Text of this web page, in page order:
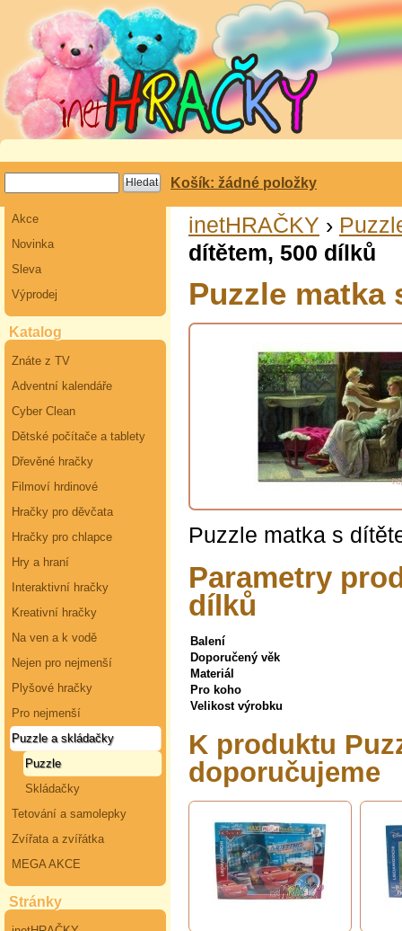
Košík: žádné položky
Akce
Novinka
Sleva
Výprodej
Katalog
Znáte z TV
Adventní kalendáře
Cyber Clean
Dětské počítače a tablety
Dřevěné hračky
Filmoví hrdinové
Hračky pro děvčata
Hračky pro chlapce
Hry a hraní
Interaktivní hračky
Kreativní hračky
Na ven a k vodě
Nejen pro nejmenší
Plyšové hračky
Pro nejmenší
Puzzle a skládačky
Puzzle
Skládačky
Tetování a samolepky
Zvířata a zvířátka
MEGA AKCE
Stránky
inetHRAČKY ›
dítětem, 500 dílků
Puzzle matka
Puzzle matka s
Parametry
dílků
Balení
Doporučený věk
Materiál
Pro koho
Velikost výrobku
K produktu
doporučujeme